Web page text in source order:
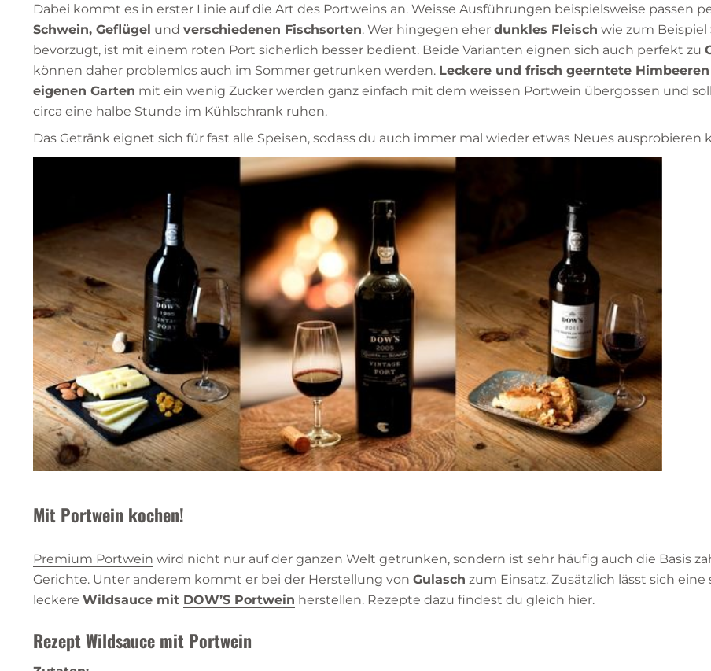
Dabei kommt es in erster Linie auf die Art des Portweins an. Weisse Ausführungen beispielsweise passen
Schwein, Geflügel und verschiedenen Fischsorten. Wer hingegen eher dunkles Fleisch wie zum Beispiel
bevorzugt, ist mit einem roten Port sicherlich besser bedient. Beide Varianten eignen sich auch perfekt zu
können daher problemlos auch im Sommer getrunken werden. Leckere und frisch geerntete
eigenen Garten mit ein wenig Zucker werden ganz einfach mit dem weissen Portwein übergossen und
circa eine halbe Stunde im Kühlschrank ruhen.
Das Getränk eignet sich für fast alle Speisen, sodass du auch immer mal wieder etwas Neues ausprobieren
Mit Portwein kochen!
Premium Portwein wird nicht nur auf der ganzen Welt getrunken, sondern ist sehr häufig auch die Basis
Gerichte. Unter anderem kommt er bei der Herstellung von Gulasch zum Einsatz. Zusätzlich lässt sich eine
leckere Wildsauce mit DOW’S Portwein herstellen. Rezepte dazu findest du gleich hier.
Rezept Wildsauce mit Portwein